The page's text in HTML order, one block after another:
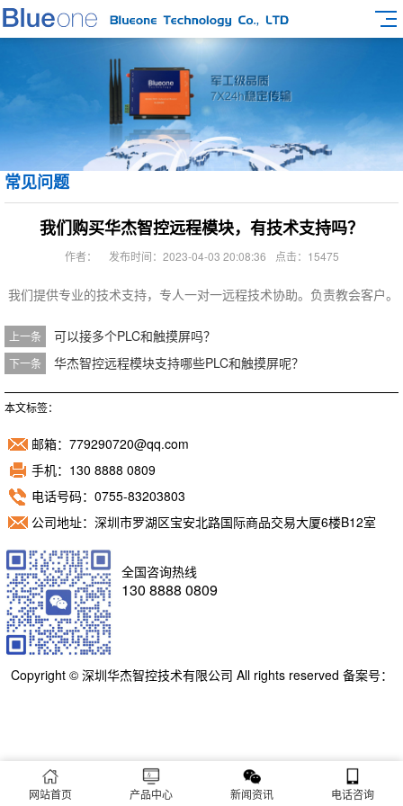
常见问题
我们购买华杰智控远程模块，有技术支持吗？
作者： 发布时间：2023-04-03 20:08:36 点击：15475
我们提供专业的技术支持，专人一对一远程技术协助。负责教会客户。
上一条 可以接多个PLC和触摸屏吗？
下一条 华杰智控远程模块支持哪些PLC和触摸屏呢？
本文标签：
邮箱：779290720@qq.com
手机：130 8888 0809
电话号码：0755-83203803
公司地址：深圳市罗湖区宝安北路国际商品交易大厦6楼B12室
全国咨询热线
130 8888 0809
Copyright © 深圳华杰智控技术有限公司 All rights reserved 备案号：
网站首页 产品中心 新闻资讯 电话咨询